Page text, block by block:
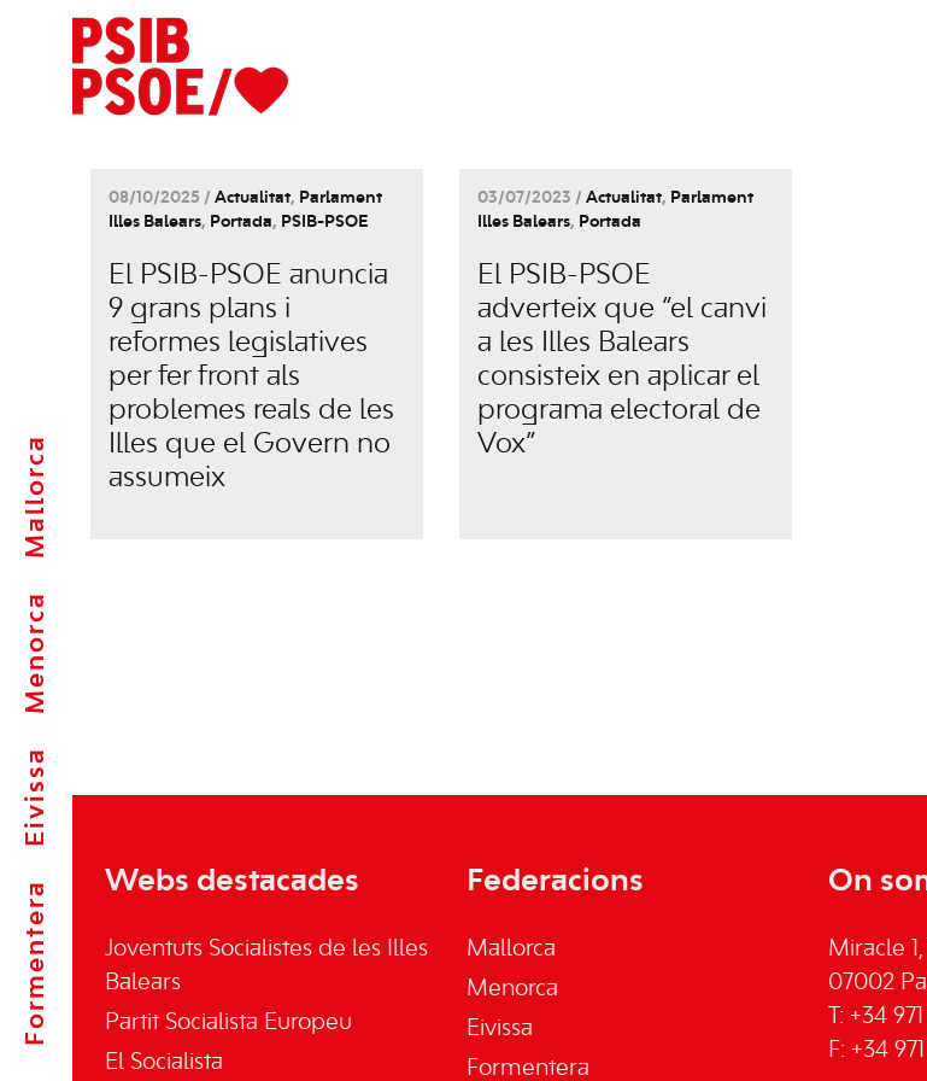
Formentera
Eivissa
Menorca
Mallorca
08/10/2025 / Actualitat, Parlament
Illes Balears, Portada, PSIB-PSOE
El PSIB-PSOE anuncia
9 grans plans i
reformes legislatives
per fer front als
problemes reals de les
Illes que el Govern no
assumeix
03/07/2023 / Actualitat, Parlament
Illes Balears, Portada
El PSIB-PSOE
adverteix que “el canvi
a les Illes Balears
consisteix en aplicar el
programa electoral de
Vox”
Webs destacades
Joventuts Socialistes de les Illes
Balears
Partit Socialista Europeu
El Socialista
Federacions
Mallorca
Menorca
Eivissa
Formentera
On
Miracle
07002
T: +34
F: +34